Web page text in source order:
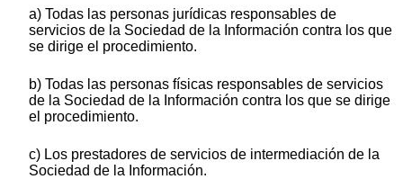
a) Todas las personas jurídicas responsables de
servicios de la Sociedad de la Información contra los que
se dirige el procedimiento.
b) Todas las personas físicas responsables de servicios
de la Sociedad de la Información contra los que se dirige
el procedimiento.
c) Los prestadores de servicios de intermediación de la
Sociedad de la Información.